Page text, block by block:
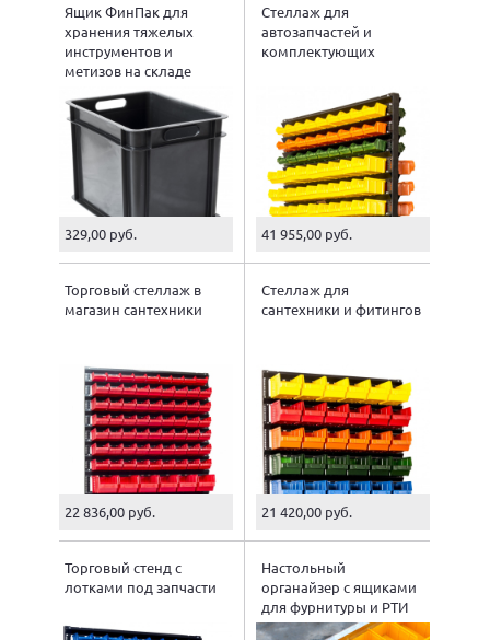
Ящик ФинПак для
хранения тяжелых
инструментов и
метизов на складе
329,00 руб.
Стеллаж для
автозапчастей и
комплектующих
41 955,00 руб.
Торговый стеллаж в
магазин сантехники
22 836,00 руб.
Стеллаж для
сантехники и фитингов
21 420,00 руб.
Торговый стенд с
лотками под запчасти
Настольный
органайзер с ящиками
для фурнитуры и РТИ